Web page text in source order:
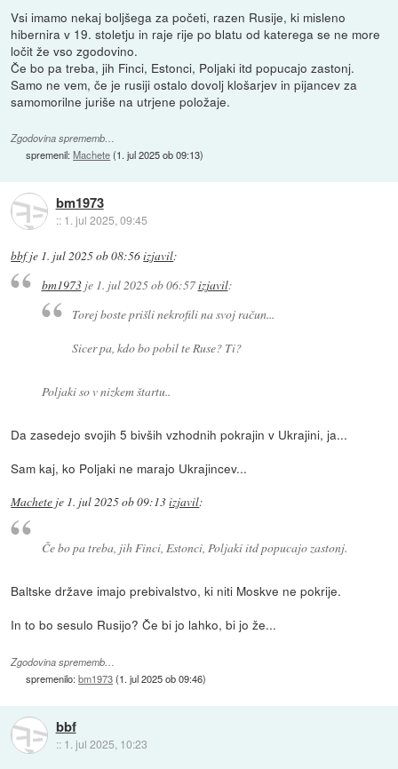
Vsi imamo nekaj boljšega za početi, razen Rusije, ki misleno
hibernira v 19. stoletju in raje rije po blatu od katerega se ne more
ločit že vso zgodovino.
Če bo pa treba, jih Finci, Estonci, Poljaki itd popucajo zastonj.
Samo ne vem, če je rusiji ostalo dovolj klošarjev in pijancev za
samomorilne juriše na utrjene položaje.
Zgodovina sprememb…
spremenil:Machete(1. jul 2025 ob 09:13)
bm1973
:: 1. jul 2025, 09:45
bbfje 1. jul 2025 ob 08:56izjavil:
bm1973je 1. jul 2025 ob 06:57izjavil:
Torej boste prišli nekrofili na svoj račun...
Sicer pa, kdo bo pobil te Ruse? Ti?
Poljaki so v nizkem štartu..
Da zasedejo svojih 5 bivših vzhodnih pokrajin v Ukrajini, ja...
Sam kaj, ko Poljaki ne marajo Ukrajincev...
Machete je 1. jul 2025 ob 09:13izjavil:
Če bo pa treba, jih Finci, Estonci, Poljaki itd popucajo zastonj.
Baltske države imajo prebivalstvo, ki niti Moskve ne pokrije.
In to bo sesulo Rusijo? Če bi jo lahko, bi jo že...
Zgodovina sprememb…
spremenilo:bm1973(1. jul 2025 ob 09:46)
bbf
:: 1. jul 2025, 10:23